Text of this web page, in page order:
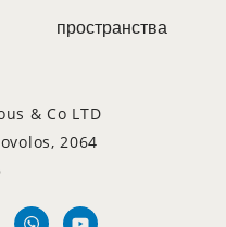
пространства
& Co LTD
2064